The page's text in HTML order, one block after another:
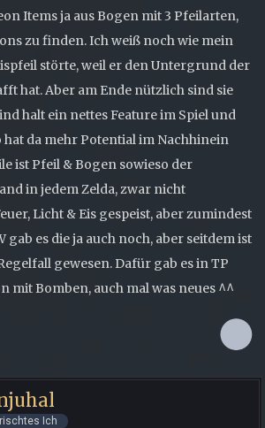
Items ja aus Bogen mit 3 Pfeilarten,
zu finden. Ich weiß noch wie mein
störte, weil er den Untergrund der
hat. Aber am Ende nützlich sind sie
halt ein nettes Feature im Spiel und
da mehr Potential im Nachhinein
ist Pfeil & Bogen sowieso der
in jedem Zelda, zwar nicht
Licht & Eis gespeist, aber zumindest
es die ja auch noch, aber seitdem ist
gewesen. Dafür gab es in TP
mit Bomben, auch mal was neues ^^
Ich